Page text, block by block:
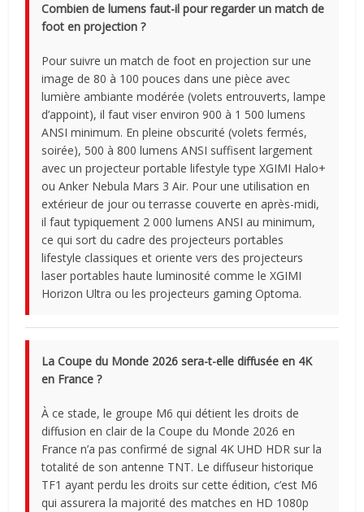
Combien de lumens faut-il pour regarder un match de
foot en projection ?
Pour suivre un match de foot en projection sur une
image de 80 à 100 pouces dans une pièce avec
lumière ambiante modérée (volets entrouverts, lampe
d’appoint), il faut viser environ 900 à 1 500 lumens
ANSI minimum. En pleine obscurité (volets fermés,
soirée), 500 à 800 lumens ANSI suffisent largement
avec un projecteur portable lifestyle type XGIMI Halo+
ou Anker Nebula Mars 3 Air. Pour une utilisation en
extérieur de jour ou terrasse couverte en après-midi,
il faut typiquement 2 000 lumens ANSI au minimum,
ce qui sort du cadre des projecteurs portables
lifestyle classiques et oriente vers des projecteurs
laser portables haute luminosité comme le XGIMI
Horizon Ultra ou les projecteurs gaming Optoma.
La Coupe du Monde 2026 sera-t-elle diffusée en 4K
en France ?
À ce stade, le groupe M6 qui détient les droits de
diffusion en clair de la Coupe du Monde 2026 en
France n’a pas confirmé de signal 4K UHD HDR sur la
totalité de son antenne TNT. Le diffuseur historique
TF1 ayant perdu les droits sur cette édition, c’est M6
qui assurera la majorité des matches en HD 1080p